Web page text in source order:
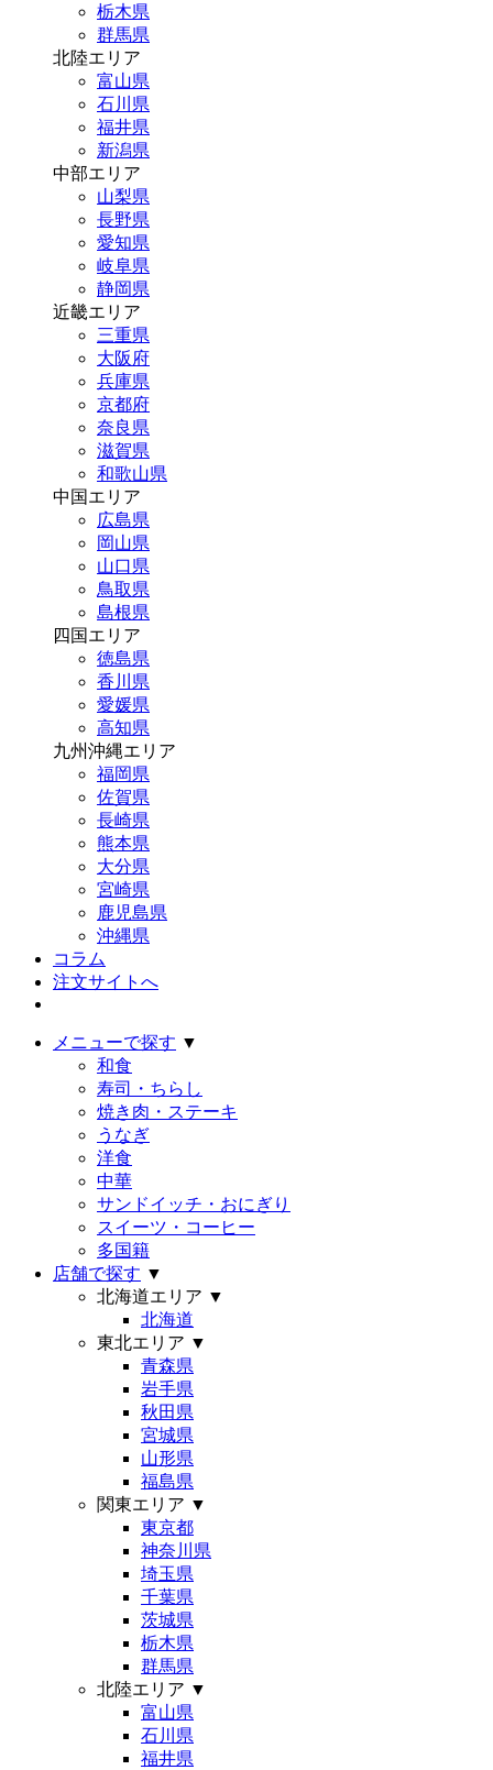
栃木県
群馬県
北陸エリア
富山県
石川県
福井県
新潟県
中部エリア
山梨県
長野県
愛知県
岐阜県
静岡県
近畿エリア
三重県
大阪府
兵庫県
京都府
奈良県
滋賀県
和歌山県
中国エリア
広島県
岡山県
山口県
鳥取県
島根県
四国エリア
徳島県
香川県
愛媛県
高知県
九州沖縄エリア
福岡県
佐賀県
長崎県
熊本県
大分県
宮崎県
鹿児島県
沖縄県
コラム
注文サイトへ
メニューで探す ▼
和食
寿司・ちらし
焼き肉・ステーキ
うなぎ
洋食
中華
サンドイッチ・おにぎり
スイーツ・コーヒー
多国籍
店舗で探す ▼
北海道エリア ▼
北海道
東北エリア ▼
青森県
岩手県
秋田県
宮城県
山形県
福島県
関東エリア ▼
東京都
神奈川県
埼玉県
千葉県
茨城県
栃木県
群馬県
北陸エリア ▼
富山県
石川県
福井県